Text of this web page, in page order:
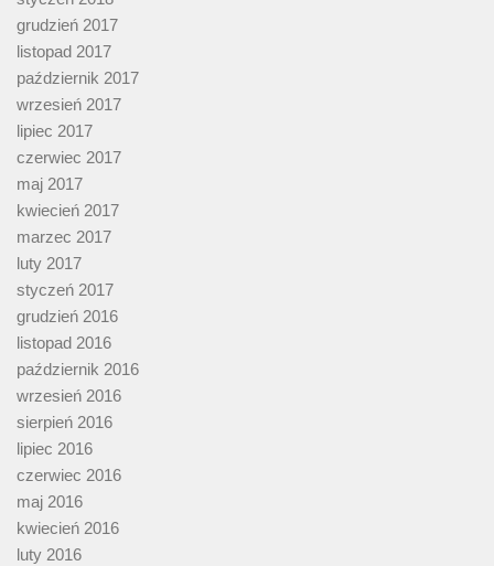
grudzień 2017
listopad 2017
październik 2017
wrzesień 2017
lipiec 2017
czerwiec 2017
maj 2017
kwiecień 2017
marzec 2017
luty 2017
styczeń 2017
grudzień 2016
listopad 2016
październik 2016
wrzesień 2016
sierpień 2016
lipiec 2016
czerwiec 2016
maj 2016
kwiecień 2016
luty 2016